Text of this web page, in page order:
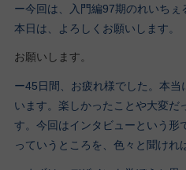
ー今回は、入門編97期のれいちぇ
本日は、よろしくお願いします。
お願いします。
ー45日間、お疲れ様でした。本
います。楽しかったことや大変だ
す。今回はインタビューという形
っていうところを、色々と聞けれ